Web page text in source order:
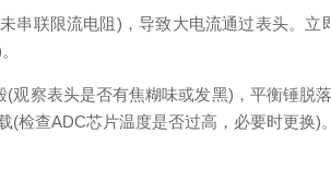
联限流电阻)，导致大电流通过表头。立
察表头是否有焦糊味或发黑)，平衡锤脱
检查ADC芯片温度是否过高，必要时更换)。